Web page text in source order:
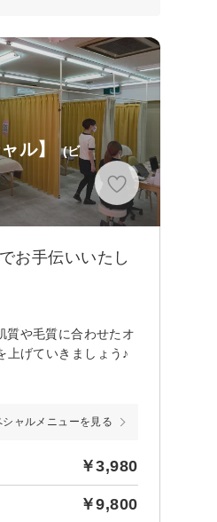
ル】
(ビ
お手伝いいたし
質や毛質に合わせたオ
上げていきましょう♪
ャルメニューを見る
￥3,980
￥9,800